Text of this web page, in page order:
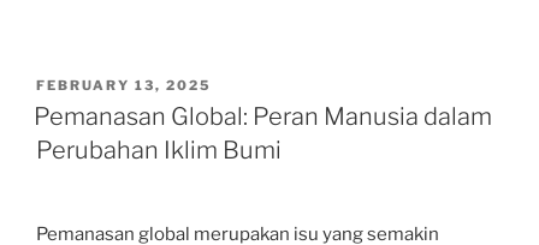
POSTED
ON
FEBRUARY 13, 2025
Pemanasan Global: Peran Manusia dalam
Perubahan Iklim Bumi
Pemanasan global merupakan isu yang semakin